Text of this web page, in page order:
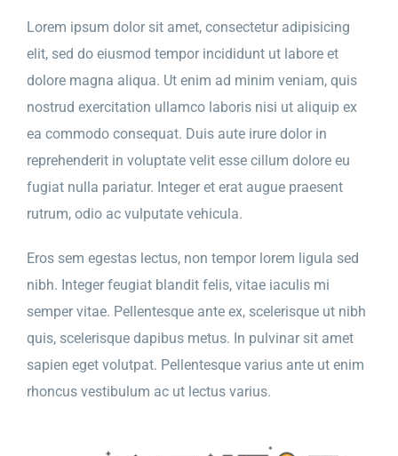
Lorem ipsum dolor sit amet, consectetur adipisicing
elit, sed do eiusmod tempor incididunt ut labore et
dolore magna aliqua. Ut enim ad minim veniam, quis
nostrud exercitation ullamco laboris nisi ut aliquip ex
ea commodo consequat. Duis aute irure dolor in
reprehenderit in voluptate velit esse cillum dolore eu
fugiat nulla pariatur. Integer et erat augue praesent
rutrum, odio ac vulputate vehicula.
Eros sem egestas lectus, non tempor lorem ligula sed
nibh. Integer feugiat blandit felis, vitae iaculis mi
semper vitae. Pellentesque ante ex, scelerisque ut nibh
quis, scelerisque dapibus metus. In pulvinar sit amet
sapien eget volutpat. Pellentesque varius ante ut enim
rhoncus vestibulum ac ut lectus varius.